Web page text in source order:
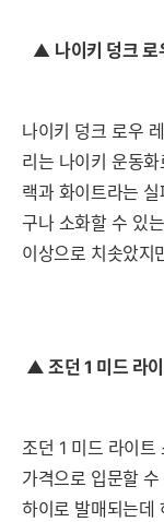
▲ 나이키 덩크
나이키 덩크 로우
리는 나이키 운동
랙과 화이트라는
구나 소화할 수 있
이상으로 치솟았지
▲ 조던 1 미드 라
조던 1 미드 라이트
가격으로 입문할
하이로 발매되는데